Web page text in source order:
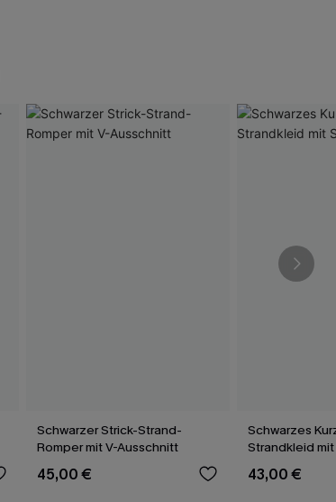
Schwarzer Strick-Strand-
Romper mit V-Ausschnitt
45,00 €
Schwarzes
Strandkleid
43,00 €